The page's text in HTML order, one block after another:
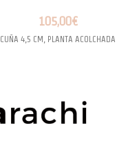
105,00€
CUÑA 4,5 CM, PLANTA ACOLCHADA